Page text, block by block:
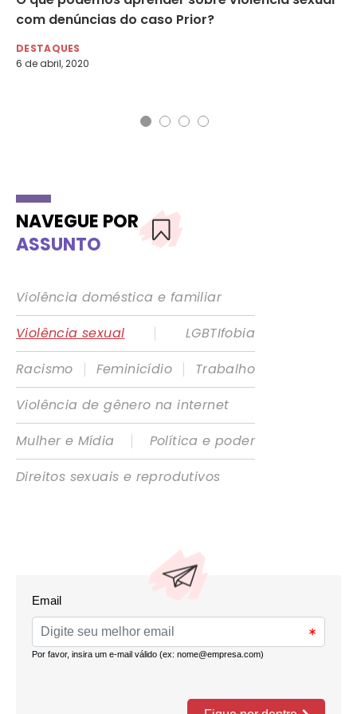
com denúncias do caso Prior?
DESTAQUES
6 de abril, 2020
NAVEGUE POR
ASSUNTO
Violência doméstica e familiar
Violência sexual
|
LGBTIfobia
Racismo
| Feminicídio |
Trabalho
Violência de gênero na internet
Mulher e Mídia
|
Política e poder
Direitos sexuais e reprodutivos